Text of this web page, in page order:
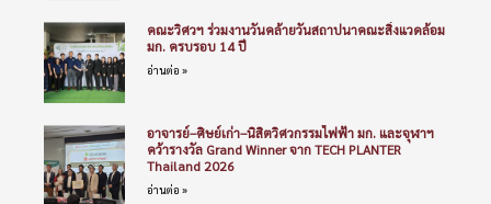
คณะวิศวฯ ร่วมงานวันคล้ายวันสถาปนาคณะสิ่งแวดล้อม
มก. ครบรอบ 14 ปี
อ่านต่อ »
อาจารย์–ศิษย์เก่า–นิสิตวิศวกรรมไฟฟ้า มก. และจุฬาฯ
คว้ารางวัล Grand Winner จาก TECH PLANTER
Thailand 2026
อ่านต่อ »